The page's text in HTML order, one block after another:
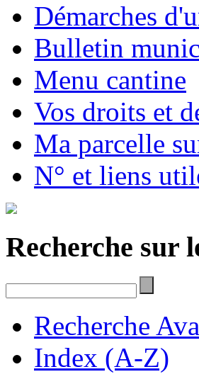
Démarches
Bulletin
Menu cantine
Vos droits et
Ma parcelle
N° et liens
Recherche sur
Recherche
Index (A-Z)